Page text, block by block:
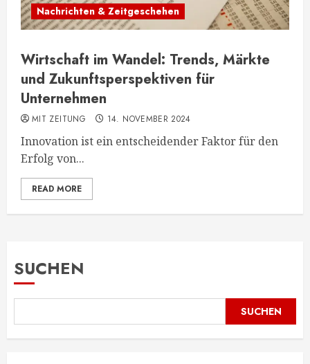
Nachrichten & Zeitgeschehen
Wirtschaft im Wandel: Trends, Märkte
und Zukunftsperspektiven für
Unternehmen
MIT ZEITUNG 14. NOVEMBER 2024
Innovation ist ein entscheidender Faktor für den
Erfolg von...
READ MORE
SUCHEN
SUCHEN